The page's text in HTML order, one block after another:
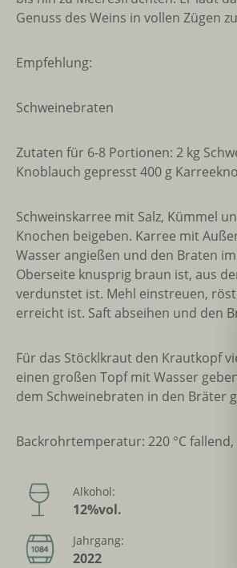
Genuss des Weins in vollen Zügen
Empfehlung:
Schweinebraten
Zutaten für 6-8 Portionen: 2 kg
Knoblauch gepresst 400 g
Schweinskarree mit Salz, Kümmel
Knochen beigeben. Karree mit
Wasser angießen und den Braten
Oberseite knusprig braun ist, aus
verdunstet ist. Mehl einstreuen,
erreicht ist. Saft abseihen und den
Für das Stöcklkraut den Krautkopf
einen großen Topf mit Wasser
dem Schweinebraten in den Bräter
Backrohrtemperatur: 220 °C
Alkohol:
12%vol.
Jahrgang:
2022